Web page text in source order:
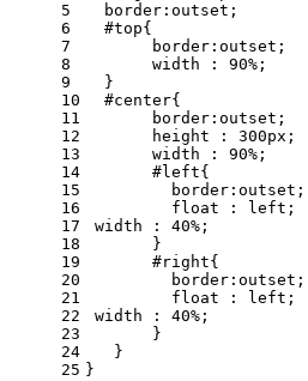
5
6
7
8
9
10
11
12
13
14
15
16
17
18
19
20
21
22
23
24
25
border :outset;
#top{
border :outset;
width : 90% ;
  }
#center{
border :outset;
height : 300px ;
width : 90% ;
#left{
border :outset;
float : left;
width : 40% ;
       }
#right{
border :outset;
float : left;
width : 40% ;
       }
   }
}